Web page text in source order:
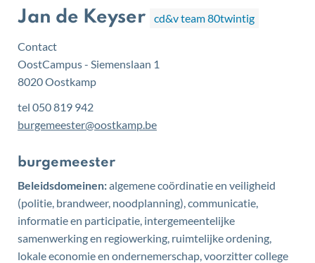
Jan de Keyser cd&v team 80twintig
Contact
OostCampus - Siemenslaan 1
,8020Oostkamp
tel 050 819 942
E-
burgemeester@oostkamp.be
Functies
burgemeester
Beleidsdomeinen:algemene coördinatie en veiligheid
(politie, brandweer, noodplanning), communicatie,
informatie en participatie, intergemeentelijke
samenwerking en regiowerking, ruimtelijke ordening,
lokale economie en ondernemerschap, voorzitter college